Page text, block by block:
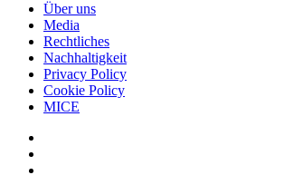
Über uns
Media
Rechtliches
Nachhaltigkeit
Privacy Policy
Cookie Policy
MICE